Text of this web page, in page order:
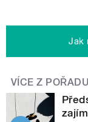
Jak
VÍCE Z POŘADU